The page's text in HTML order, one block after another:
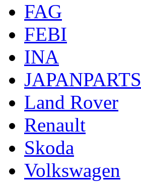
FAG
FEBI
INA
JAPANPARTS
Land Rover
Renault
Skoda
Volkswagen